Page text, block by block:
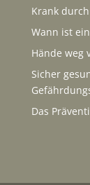
Krank
Wann ist
Hände weg
Sicher
Das